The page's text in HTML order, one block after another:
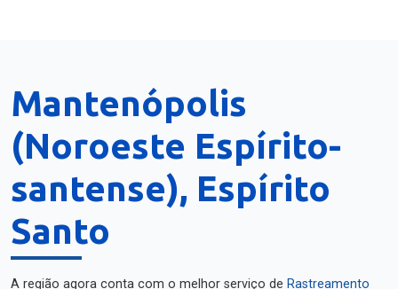
Mantenópolis
(Noroeste Espírito-
santense), Espírito
Santo
A região agora conta com o melhor serviço de Rastreamento